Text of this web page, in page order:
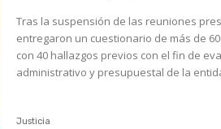
Tras la suspensión de las reuniones
entregaron un cuestionario de más de
con 40 hallazgos previos con el fin de
administrativo y presupuestal de la
Justicia